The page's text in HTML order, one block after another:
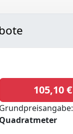
105,10 €
Grundpreisangabe:
Quadratmeter